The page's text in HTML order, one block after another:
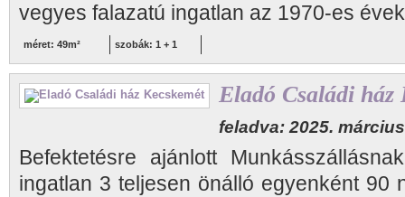
vegyes falazatú ingatlan az 1970-es
méret: 49m² szobák: 1 + 1
Eladó Családi ház
feladva: 2025.
Befektetésre ajánlott
ingatlan 3 teljesen önálló egyenként 90